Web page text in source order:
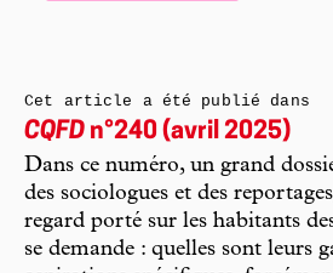
Cet article a été publié dans
CQFD n°240 (avril 2025)
Dans ce numéro, un grand
des sociologues et des
regard porté sur les habitants
se demande : quelles sont leurs